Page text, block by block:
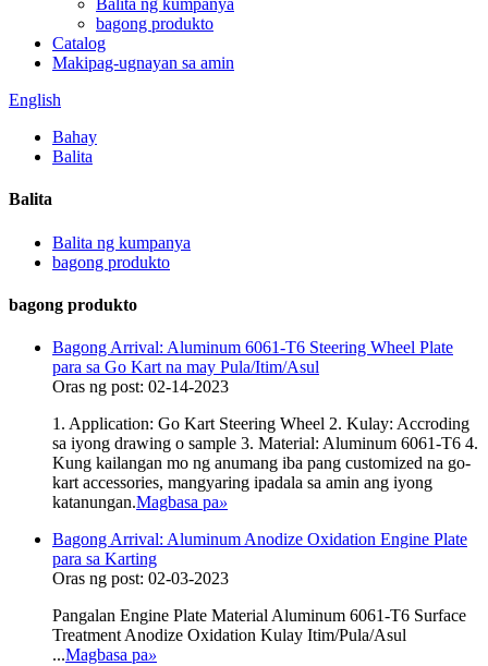
Balita ng kumpanya
bagong produkto
Catalog
Makipag-ugnayan sa amin
English
Bahay
Balita
Balita
Balita ng kumpanya
bagong produkto
bagong produkto
Bagong Arrival: Aluminum 6061-T6 Steering Wheel Plate
para sa Go Kart na may Pula/Itim/Asul
Oras ng post: 02-14-2023
1. Application: Go Kart Steering Wheel 2. Kulay: Accroding
sa iyong drawing o sample 3. Material: Aluminum 6061-T6 4.
Kung kailangan mo ng anumang iba pang customized na go-
kart accessories, mangyaring ipadala sa amin ang iyong
katanungan.Magbasa pa»
Bagong Arrival: Aluminum Anodize Oxidation Engine Plate
para sa Karting
Oras ng post: 02-03-2023
Pangalan Engine Plate Material Aluminum 6061-T6 Surface
Treatment Anodize Oxidation Kulay Itim/Pula/Asul
...Magbasa pa»